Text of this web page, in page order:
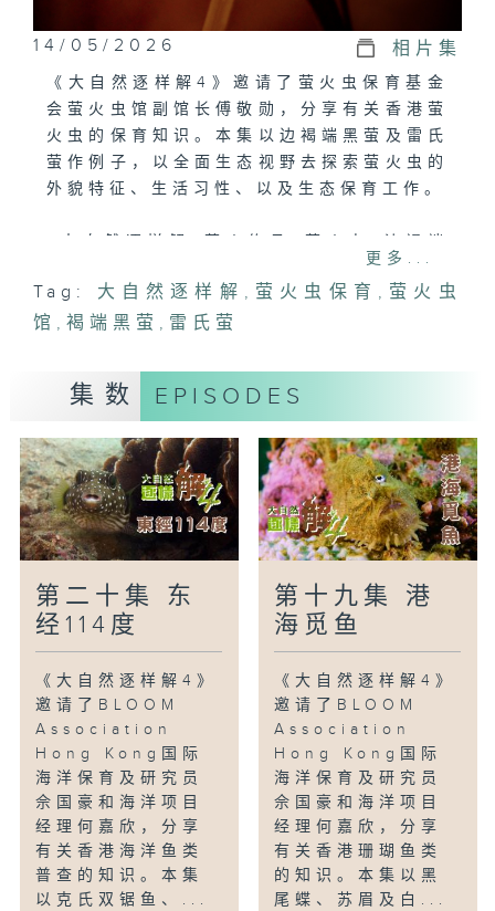
14/05/2026 相片集
《大自然逐样解4》邀请了萤火虫保育基金
会萤火虫馆副馆长傅敬勋，分享有关香港萤
火虫的保育知识。本集以边褐端黑萤及雷氏
萤作例子，以全面生态视野去探索萤火虫的
外貌特征、生活习性、以及生态保育工作。
更多...
Tag: 大自然逐样解 , 萤火虫保育 , 萤火虫
馆 ,褐端黑萤 , 雷氏萤
集数 EPISODES
第二十集 东
经114度
《大自然逐样解4》
邀请了BLOOM
Association
Hong Kong国际
海洋保育及研究员
佘国豪和海洋项目
经理何嘉欣，分享
有关香港海洋鱼类
普查的知识。本集
以克氏双锯鱼、...
第十九集 港
海觅鱼
《大自然逐样解4》
邀请了BLOOM
Association
Hong Kong国际
海洋保育及研究员
佘国豪和海洋项目
经理何嘉欣，分享
有关香港珊瑚鱼类
的知识。本集以黑
尾蝶、苏眉及白...